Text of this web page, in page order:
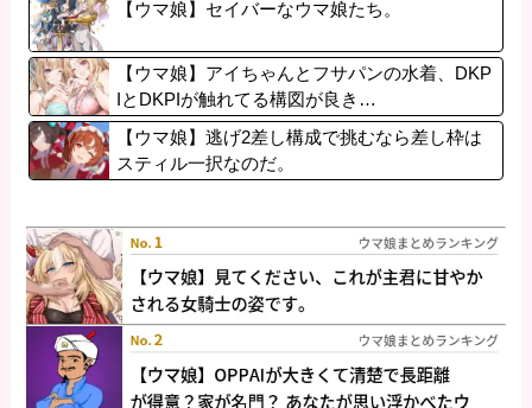
【ウマ娘】セイバーなウマ娘たち。
【ウマ娘】アイちゃんとフサパンの水着、DKP
IとDKPIが触れてる構図が良き…
【ウマ娘】逃げ2差し構成で挑むなら差し枠は
スティル一択なのだ。